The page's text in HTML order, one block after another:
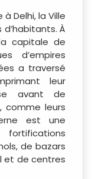
Delhi, la Ville
À
capitale de
d’empires
a traversé
leur
avant de
comme leurs
est une
de bazars
et de centres